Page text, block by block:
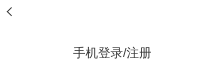
手机登录/注册